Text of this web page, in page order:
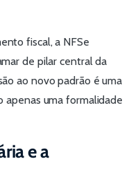
fiscal, a NFSe
de pilar central da
ao novo padrão é uma
apenas uma formalidade
e a